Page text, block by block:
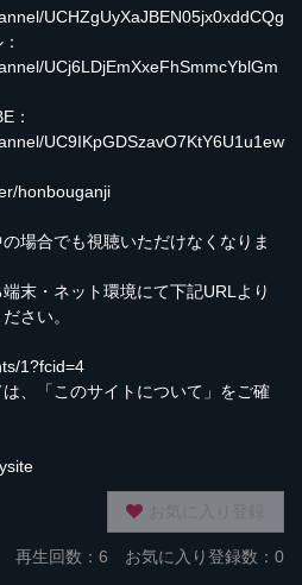
UCHZgUyXaJBEN05jx0xddCQg
UCj6LDjEmXxeFhSmmcYblGm
：
UC9IKpGDSzavO7KtY6U1u1ew
honbouganji
場合でも視聴いただけなくなりま
末・ネット環境にて下記URLより
さい。
1?fcid=4
、「このサイトについて」をご確
再生回数： 6 お気に入り登録数：0